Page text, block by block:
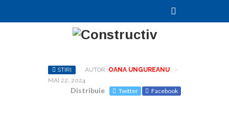
STIRI AUTOR: OANA UNGUREANU
-
MAI 22, 2024
Distribuie Twitter Facebook